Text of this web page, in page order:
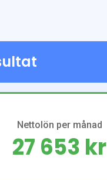
Nettolön per månad
27 653 kr